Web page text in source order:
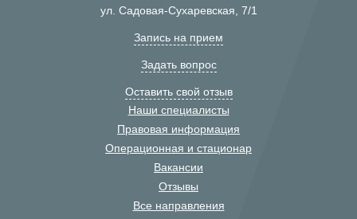
ул. Садовая-Сухаревская, 7/1
Запись на прием
Задать вопрос
Оставить свой отзыв
Наши специалисты
Правовая информация
Операционная и стационар
Вакансии
Отзывы
Все направления